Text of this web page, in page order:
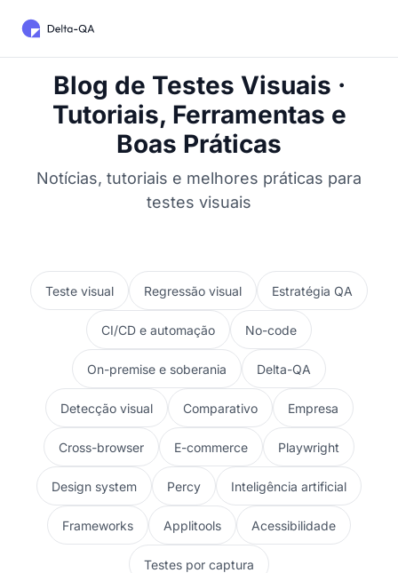
Blog de Testes Visuais ·
Tutoriais, Ferramentas e
Boas Práticas
Notícias, tutoriais e melhores práticas para
testes visuais
Teste visual Regressão visual Estratégia QA
CI/CD e automação No-code
On-premise e soberania Delta-QA
Detecção visual Comparativo Empresa
Cross-browser E-commerce Playwright
Design system Percy Inteligência artificial
Frameworks Applitools Acessibilidade
Testes por captura